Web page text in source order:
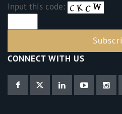
Input this code:
CONNECT WITH US